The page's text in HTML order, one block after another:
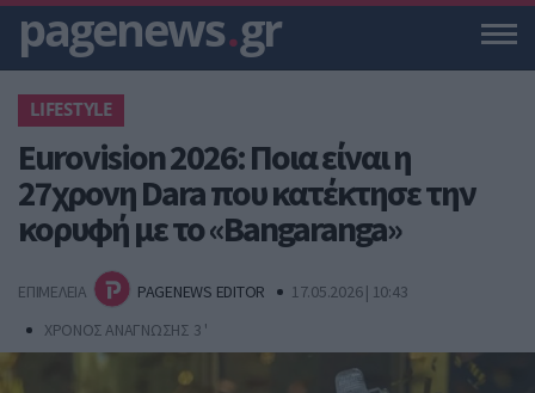
pagenews.gr
LIFESTYLE
Eurovision 2026: Ποια είναι η
27χρονη Dara που κατέκτησε την
κορυφή με το «Bangaranga»
ΕΠΙΜΕΛΕΙΑ PAGENEWS EDITOR
17.05.2026 | 10:43
ΧΡΟΝΟΣ ΑΝΑΓΝΩΣΗΣ 3 '